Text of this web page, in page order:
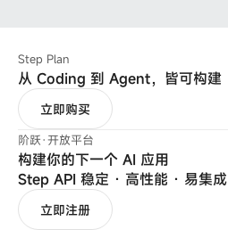
Step Plan
从 Coding 到 Agent，皆可构建
立即购买
阶跃·开放平台
构建你的下一个 AI 应用
Step API 稳定 · 高性能 · 易集成
立即注册